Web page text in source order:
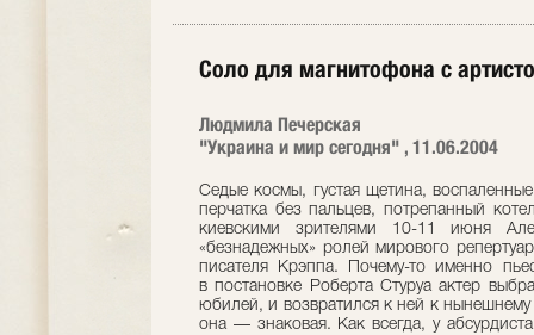
Соло для магнитофона с
Людмила Печерская
"Украина и мир сегодня" , 11.06.2004
Седые космы, густая щетина,
перчатка без пальцев, потрепанный
киевскими зрителями 10-11 июня
«безнадежных» ролей мирового
писателя Крэппа. Почему-то именно
в постановке Роберта Стуруа актер
юбилей, и возвратился к ней к
она — знаковая. Как всегда, у